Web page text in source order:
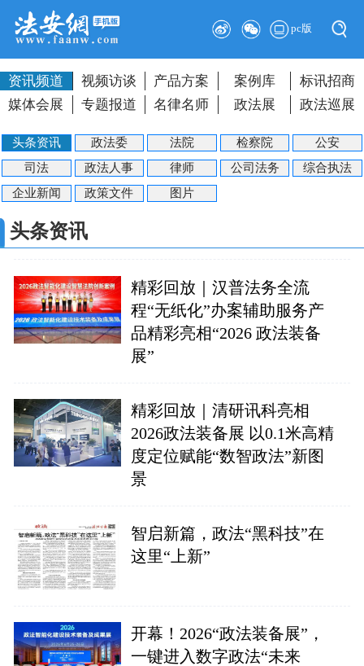
pc版
资讯频道 视频访谈 产品方案 案例库
标讯招商
媒体会展
专题报道 名律名师 政法展 政法巡展
头条资讯 政法委 法院 检察院
公安
司法
政法人事 律师 公司法务
综合执法
企业新闻
政策文件 图片
头条资讯
精彩回放｜汉普法务全流
程“无纸化”办案辅助服务产
品精彩亮相“2026 政法装备
展”
精彩回放｜清研讯科亮相
2026政法装备展 以0.1米高精
度定位赋能“数智政法”新图
景
智启新篇，政法“黑科技”在
这里“上新”
开幕！2026“政法装备展”，
一键进入数字政法“未来